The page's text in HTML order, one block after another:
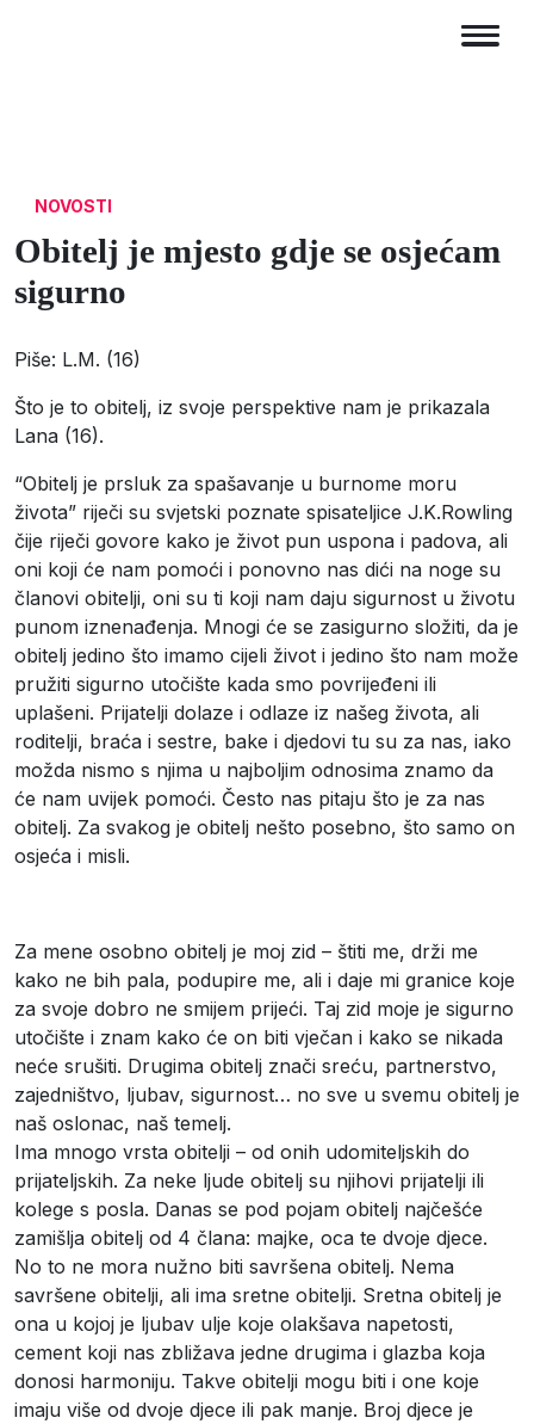
NOVOSTI
Obitelj je mjesto gdje se osjećam
sigurno
Piše: L.M. (16)
Što je to obitelj, iz svoje perspektive nam je prikazala
Lana (16).
“Obitelj je prsluk za spašavanje u burnome moru
života” riječi su svjetski poznate spisateljice J.K.Rowling
čije riječi govore kako je život pun uspona i padova, ali
oni koji će nam pomoći i ponovno nas dići na noge su
članovi obitelji, oni su ti koji nam daju sigurnost u životu
punom iznenađenja. Mnogi će se zasigurno složiti, da je
obitelj jedino što imamo cijeli život i jedino što nam može
pružiti sigurno utočište kada smo povrijeđeni ili
uplašeni. Prijatelji dolaze i odlaze iz našeg života, ali
roditelji, braća i sestre, bake i djedovi tu su za nas, iako
možda nismo s njima u najboljim odnosima znamo da
će nam uvijek pomoći. Često nas pitaju što je za nas
obitelj. Za svakog je obitelj nešto posebno, što samo on
osjeća i misli.
Za mene osobno obitelj je moj zid – štiti me, drži me
kako ne bih pala, podupire me, ali i daje mi granice koje
za svoje dobro ne smijem prijeći. Taj zid moje je sigurno
utočište i znam kako će on biti vječan i kako se nikada
neće srušiti. Drugima obitelj znači sreću, partnerstvo,
zajedništvo, ljubav, sigurnost… no sve u svemu obitelj je
naš oslonac, naš temelj.
Ima mnogo vrsta obitelji – od onih udomiteljskih do
prijateljskih. Za neke ljude obitelj su njihovi prijatelji ili
kolege s posla. Danas se pod pojam obitelj najčešće
zamišlja obitelj od 4 člana: majke, oca te dvoje djece.
No to ne mora nužno biti savršena obitelj. Nema
savršene obitelji, ali ima sretne obitelji. Sretna obitelj je
ona u kojoj je ljubav ulje koje olakšava napetosti,
cement koji nas zbližava jedne drugima i glazba koja
donosi harmoniju. Takve obitelji mogu biti i one koje
imaju više od dvoje djece ili pak manje. Broj djece je